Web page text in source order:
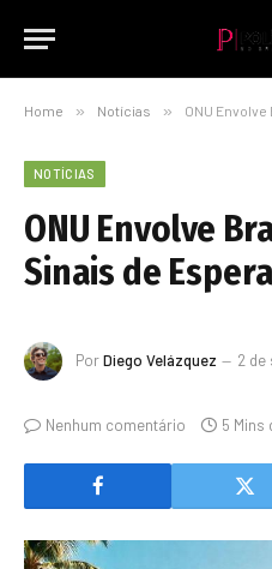
Home » Notícias » ONU Envolve
NOTÍCIAS
ONU Envolve
Sinais de
PorDiego Velázquez 2 de
Nenhum comentário 5 Mins